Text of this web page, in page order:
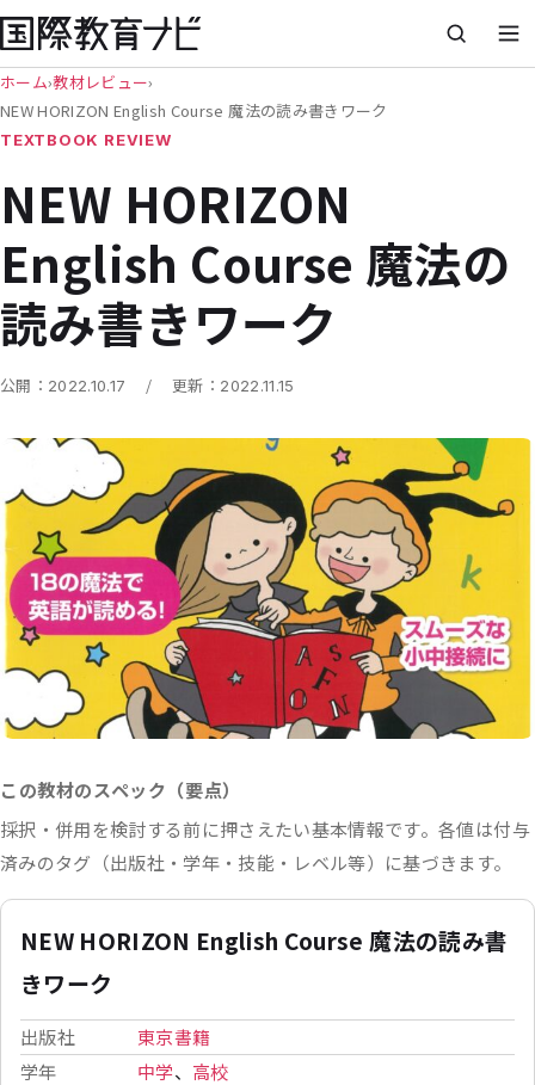
ホーム›教材レビュー›
NEW HORIZON English Course 魔法の読み書きワーク
TEXTBOOK REVIEW
NEW HORIZON
English Course 魔法の
読み書きワーク
公開： 2022.10.17 / 更新： 2022.11.15
この教材のスペック（要点）
採択・併用を検討する前に押さえたい基本情報です。各値は付与
済みのタグ（出版社・学年・技能・レベル等）に基づきます。
NEW HORIZON English Course 魔法の読み書
きワーク
出版社
東京書籍
学年
中学、 高校